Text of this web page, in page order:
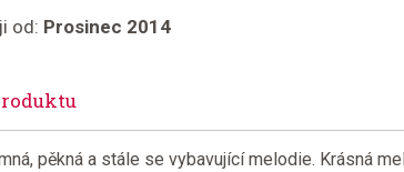
od: Prosinec 2014
pěkná a stále se vybavující melodie. Krásná